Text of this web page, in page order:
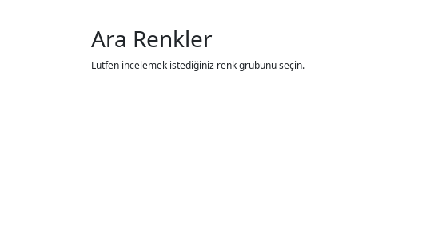
Ara Renkler
Lütfen incelemek istediğiniz renk grubunu seçin.